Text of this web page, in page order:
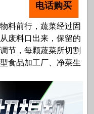
电话购买
料前行，蔬菜经过固
废料口出来，保留的
节，每颗蔬菜所切割
食品加工厂、净菜生